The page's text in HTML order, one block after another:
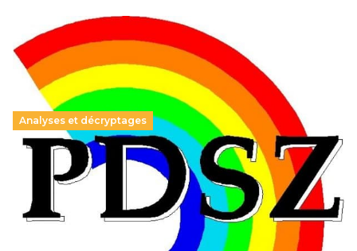
Analyses et décryptages
Hongrie : du changement pour les politiques
éducatives, aussi !
25 juin 2026
En Hongrie, le conservateur Peter Magyar et son parti
Tisza "Respect et liberté" ont remporté une large victoire,